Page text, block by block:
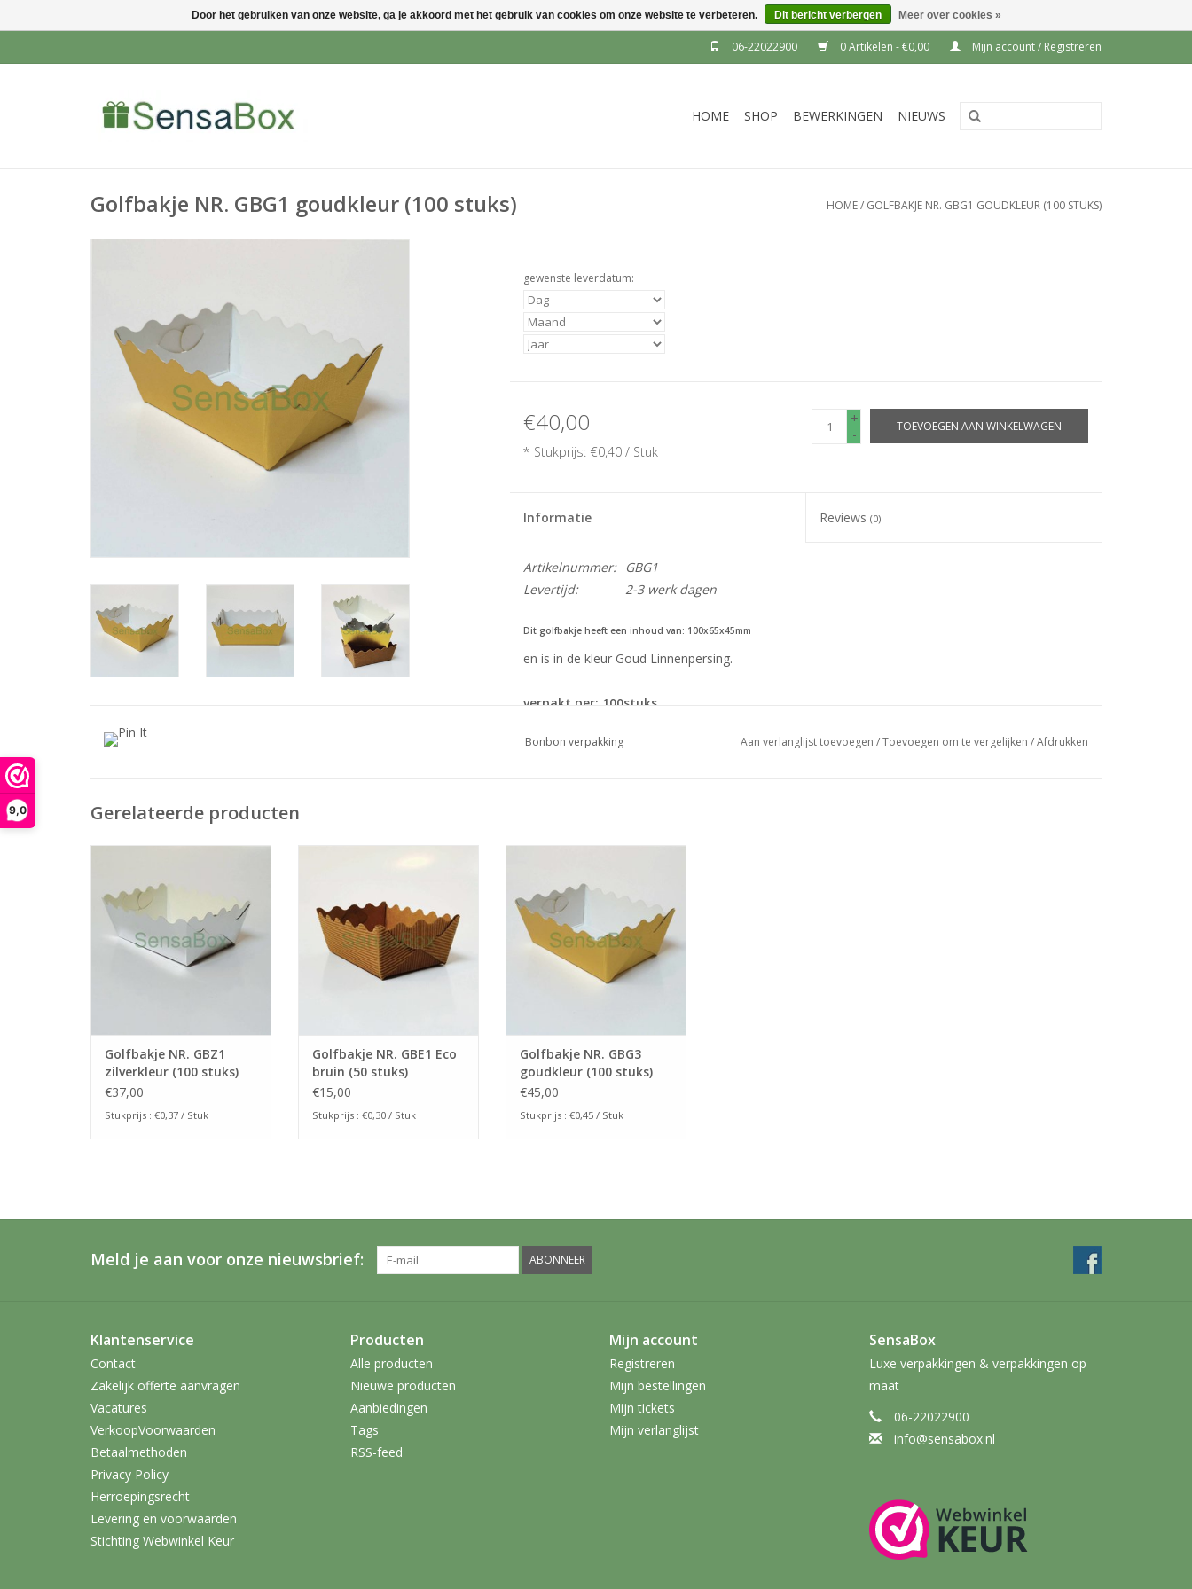
9,0
06-22022900 0 Artikelen - €0,00 Mijn account / Registreren
HOME SHOP BEWERKINGEN NIEUWS
Golfbakje NR. GBG1 goudkleur (100 stuks) HOME/ GOLFBAKJE NR. GBG1 GOUDKLEUR (100 STUKS)
gewenste leverdatum:
€40,00
* Stukprijs: €0,40 / Stuk
+
-
TOEVOEGEN AAN WINKELWAGEN
Informatie Reviews(0)
Artikelnummer:
GBG1
Levertijd:
2-3 werk dagen
Dit golfbakje heeft een inhoud van: 100x65x45mm
en is in de kleur Goud Linnenpersing.
verpakt per: 100stuks
Bonbon verpakking Aan verlanglijst toevoegen /Toevoegen om te vergelijken /Afdrukken
Gerelateerde producten
TOEVOEGEN AAN WINKELWAGEN
Golfbakje NR. GBZ1
zilverkleur (100 stuks)
€37,00
Stukprijs : €0,37 / Stuk
TOEVOEGEN AAN WINKELWAGEN
Golfbakje NR. GBE1 Eco
bruin (50 stuks)
€15,00
Stukprijs : €0,30 / Stuk
TOEVOEGEN AAN WINKELWAGEN
Golfbakje NR. GBG3
goudkleur (100 stuks)
€45,00
Stukprijs : €0,45 / Stuk
Meld je aan voor onze nieuwsbrief: ABONNEER
Klantenservice
Contact
Zakelijk offerte aanvragen
Vacatures
VerkoopVoorwaarden
Betaalmethoden
Privacy Policy
Herroepingsrecht
Levering en voorwaarden
Stichting Webwinkel Keur
Producten
Alle producten
Nieuwe producten
Aanbiedingen
Tags
RSS-feed
Mijn account
Registreren
Mijn bestellingen
Mijn tickets
Mijn verlanglijst
SensaBox
Luxe verpakkingen & verpakkingen op
maat
06-22022900
info@sensabox.nl
Door het gebruiken van onze website, ga je akkoord met het gebruik van cookies om onze website te verbeteren. Dit bericht verbergen Meer over cookies »